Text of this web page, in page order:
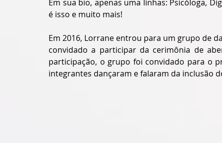
Em sua bio, apenas uma linhas: Psicóloga,
é isso e muito mais!
Em 2016, Lorrane entrou para um grupo de
convidado a participar da cerimônia de
participação, o grupo foi convidado para o
integrantes dançaram e falaram da inclusão